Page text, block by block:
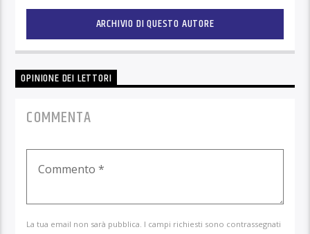
ARCHIVIO DI QUESTO AUTORE
OPINIONE DEI LETTORI
COMMENTA
La tua email non sarà pubblica. I campi richiesti sono contrassegnati